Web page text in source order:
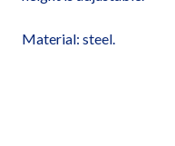
Material: steel.